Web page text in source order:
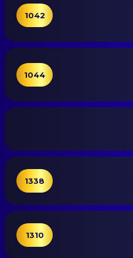
1042
1044
1338
1310